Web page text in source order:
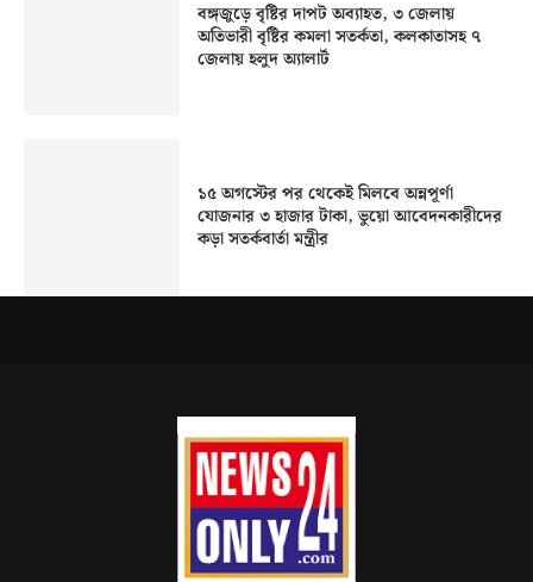
বঙ্গজুড়ে বৃষ্টির দাপট অব্যাহত, ৩ জেলায়
অতিভারী বৃষ্টির কমলা সতর্কতা, কলকাতাসহ ৭
জেলায় হলুদ অ্যালার্ট
১৫ অগস্টের পর থেকেই মিলবে অন্নপূর্ণা
যোজনার ৩ হাজার টাকা, ভুয়ো আবেদনকারীদের
কড়া সতর্কবার্তা মন্ত্রীর